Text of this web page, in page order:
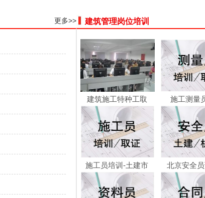
更多>> 建筑管理岗位培训
建筑施工特种工取
证/...
施工测量
施工员培训-土建市
政...
北京安全员